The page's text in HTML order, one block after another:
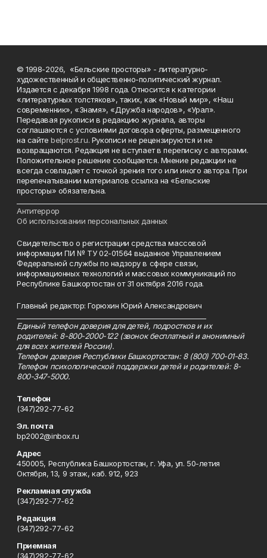
© 1998-2026, «Бельские просторы» - литературно-
художественный и общественно-политический журнал.
Издается с декабря 1998 года. Относится к категории
«литературных толстяков», таких, как «Новый мир», «Наш
современник», «Знамя», «Дружба народов», «Урал».
Передавая рукописи в редакцию журнала, авторы
соглашаются с условиями договора оферты, размещенного
на сайтеbelprost.ru. Рукописи не рецензируются и не
возвращаются. Редакция не вступает в переписку с авторами.
Положительное решение сообщается. Мнение редакции не
всегда совпадает с точкой зрения того или иного автора. При
перепечатывании материалов ссылка на «Бельские
просторы» обязательна.
Антитеррор
Об использовании персональных данных
Свидетельство о регистрации средства массовой
информации ПИ № ТУ 02-01564 выданное Управлением
Федеральной службы по надзору в сфере связи,
информационных технологий и массовых коммуникаций по
Республике Башкортостан от 31 октября 2016 года.
Главный редактор: Горюхин Юрий Александрович
Единый телефон доверия для детей, подростков и их
родителей: 8-800-2000-122 (звонок бесплатный и анонимный
для всех жителей России).
Телефон доверия Республики Башкортостан: 8 (800) 700-01-83.
Телефон психологической поддержки детей и родителей: 8-
800-347-5000.
Телефон
(347)292-77-62
Эл. почта
bp2002@inbox.ru
Адрес
450005, Республика Башкортостан, г. Уфа, ул. 50-летия
Октября, 13, 9 этаж, каб. 912, 923
Рекламная служба
(347)292-77-62
Редакция
(347)292-77-62
Приемная
(347)292-77-62